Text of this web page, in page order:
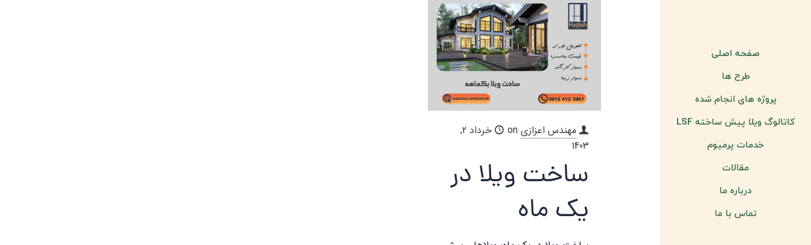
صفحه اصلی
طرح ها
پروژه های انجام شده
کاتالوگ ویلا پیش ساخته LSF
خدمات پرمیوم
مقالات
درباره ما
تماس با ما
مهندس اعزازی on
خرداد 2,
1403
ساخت ویلا در
یک ماه